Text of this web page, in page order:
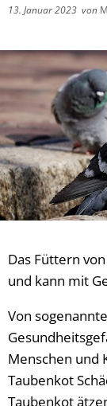
13. Januar 2023 von
Das Füttern
und kann mit
Von
Menschen und
Taubenkot
Taubenkot